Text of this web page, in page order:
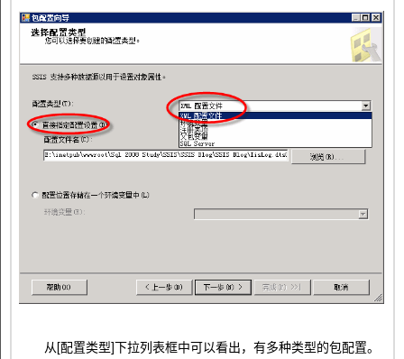
从[配置类型]下拉列表框中可以看出，有多种类型的包配置。